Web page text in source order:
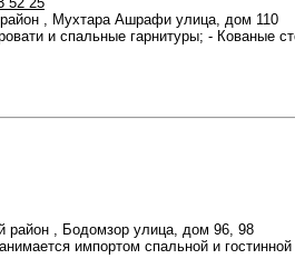
, Мухтара Ашрафи улица, дом 110
и спальные гарнитуры; - Кованые
район , Бодомзор улица, дом 96, 98
импортом спальной и